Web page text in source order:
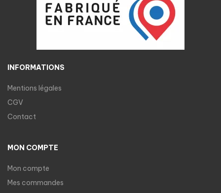
INFORMATIONS
Mentions légales
CGV
Contact
MON COMPTE
Mon compte
Mes commandes